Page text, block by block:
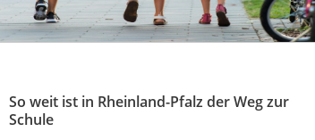
So weit ist in Rheinland-Pfalz der Weg zur
Schule